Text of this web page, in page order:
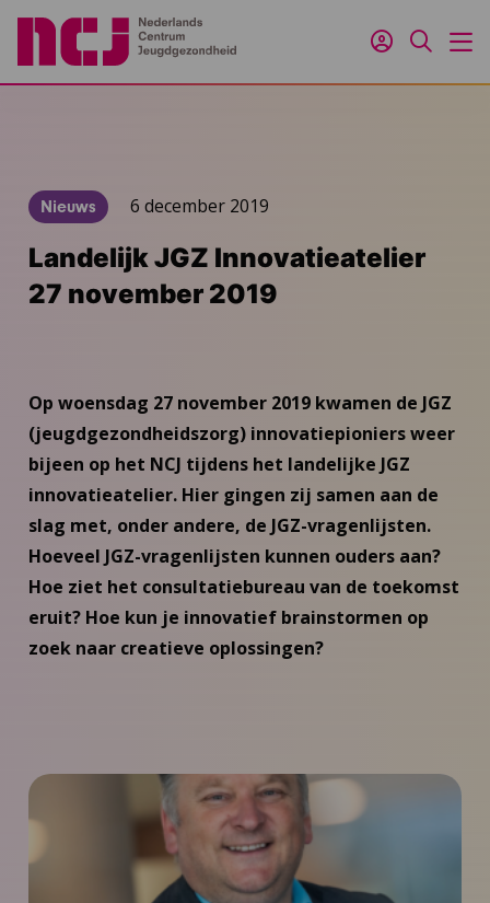
Inloggen
Zoeken
Nieuws 6 december 2019
Landelijk JGZ Innovatieatelier
27 november 2019
Op woensdag 27 november 2019 kwamen de JGZ
(jeugdgezondheidszorg) innovatiepioniers weer
bijeen op het NCJ tijdens het landelijke JGZ
innovatieatelier. Hier gingen zij samen aan de
slag met, onder andere, de JGZ-vragenlijsten.
Hoeveel JGZ-vragenlijsten kunnen ouders aan?
Hoe ziet het consultatiebureau van de toekomst
eruit? Hoe kun je innovatief brainstormen op
zoek naar creatieve oplossingen?